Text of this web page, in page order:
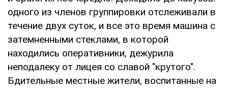
одного из членов группировки отслеживали в
течение двух суток, и все это время машина с
затемненными стеклами, в которой
находились оперативники, дежурила
неподалеку от лицея со славой "крутого".
Бдительные местные жители, воспитанные на